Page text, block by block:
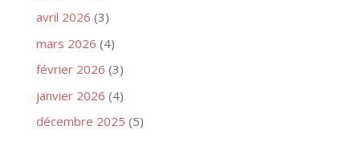
avril 2026 (3)
mars 2026 (4)
février 2026 (3)
janvier 2026 (4)
décembre 2025 (5)